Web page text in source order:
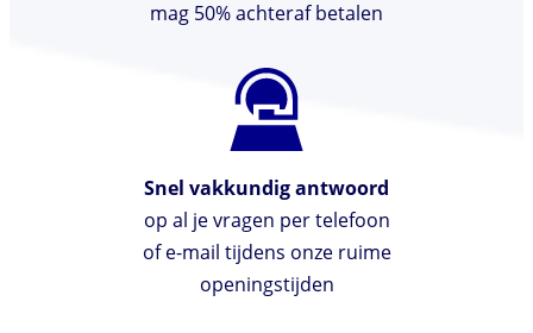
mag 50% achteraf betalen
Snel vakkundig antwoord
op al je vragen per telefoon
of e-mail tijdens onze ruime
openingstijden